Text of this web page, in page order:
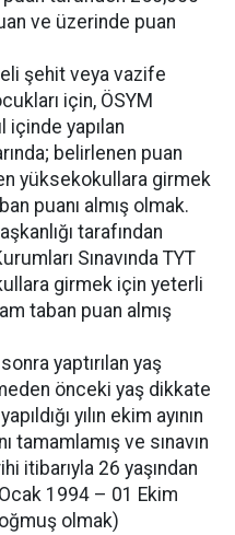
ve üzerinde puan
şehit veya vazife
için, ÖSYM
içinde yapılan
belirlenen puan
yüksekokullara girmek
puanı almış olmak.
tarafından
Sınavında TYT
girmek için yeterli
taban puan almış
yaptırılan yaş
önceki yaş dikkate
yılın ekim ayının
tamamlamış ve sınavın
itibarıyla 26 yaşından
1994 – 01 Ekim
olmak)